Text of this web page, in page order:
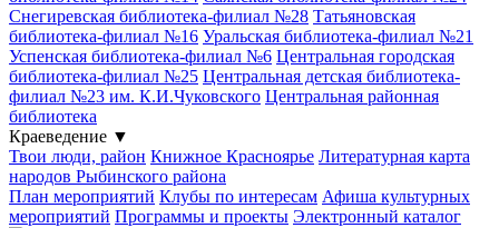
Снегиревская библиотека-филиал №28 Татьяновская
библиотека-филиал №16 Уральская библиотека-филиал №21
Успенская библиотека-филиал №6 Центральная городская
библиотека-филиал №25 Центральная детская библиотека-
филиал №23 им. К.И.Чуковского Центральная районная
библиотека
Краеведение ▼
Твои люди, район Книжное Красноярье Литературная карта
народов Рыбинского района
План мероприятий Клубы по интересам Афиша культурных
мероприятий Программы и проекты Электронный каталог